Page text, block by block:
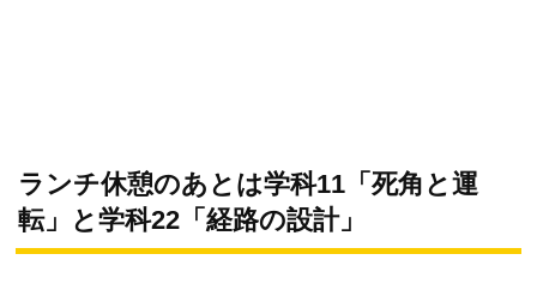
ランチ休憩のあとは学科11「死角と運
転」と学科22「経路の設計」